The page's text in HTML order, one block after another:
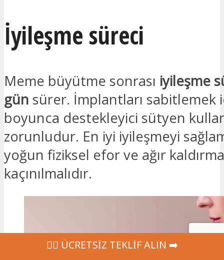
İyileşme süreci
Meme büyütme sonrası iyileşme
gün sürer. İmplantları sabitlemek
boyunca destekleyici sütyen
zorunludur. En iyi iyileşmeyi
yoğun fiziksel efor ve ağır
kaçınılmalıdır.
‍👩‍⚕ ÜCRETSİZ TEKLİF ALIN ➡️